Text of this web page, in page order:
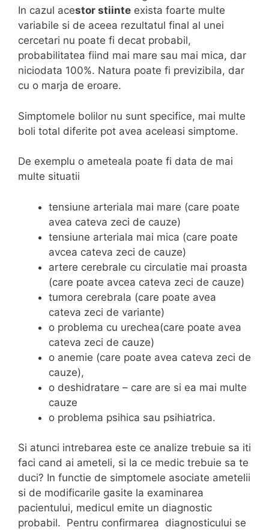
In cazul acestor stiinte exista foarte multe
variabile si de aceea rezultatul final al unei
cercetari nu poate fi decat probabil,
probabilitatea fiind mai mare sau mai mica, dar
niciodata 100%. Natura poate fi previzibila, dar
cu o marja de eroare.
Simptomele bolilor nu sunt specifice, mai multe
boli total diferite pot avea aceleasi simptome.
De exemplu o ameteala poate fi data de mai
multe situatii
tensiune arteriala mai mare (care poate
avea cateva zeci de cauze)
tensiune arteriala mai mica (care poate
avcea cateva zeci de cauze)
artere cerebrale cu circulatie mai proasta
(care poate avcea cateva zeci de cauze)
tumora cerebrala (care poate avea
cateva zeci de variante)
o problema cu urechea(care poate avea
cateva zeci de cauze)
o anemie (care poate avea cateva zeci de
cauze),
o deshidratare – care are si ea mai multe
cauze
o problema psihica sau psihiatrica.
Si atunci intrebarea este ce analize trebuie sa iti
faci cand ai ameteli, si la ce medic trebuie sa te
duci? In functie de simptomele asociate ametelii
si de modificarile gasite la examinarea
pacientului, medicul emite un diagnostic
probabil. Pentru confirmarea diagnosticului se